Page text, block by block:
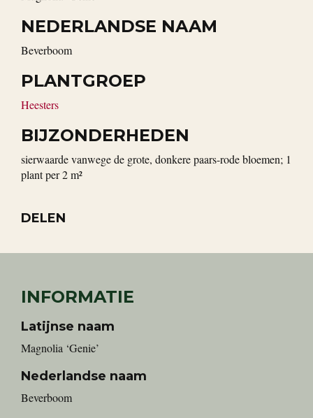
NEDERLANDSE NAAM
Beverboom
PLANTGROEP
Heesters
BIJZONDERHEDEN
sierwaarde vanwege de grote, donkere paars-rode bloemen; 1
plant per 2 m²
DELEN
INFORMATIE
Latijnse naam
Magnolia ‘Genie’
Nederlandse naam
Beverboom